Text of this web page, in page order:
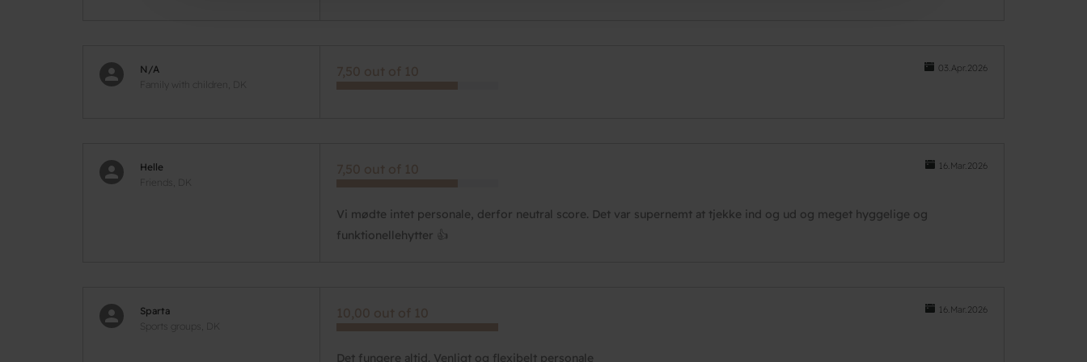
N/A
Family with children, DK
03.Apr.2026
7,50 out of 10
Helle
Friends, DK
16.Mar.2026
7,50 out of 10
Vi mødte intet personale, derfor neutral score. Det var supernemt at tjekke ind og ud og meget hyggelige og
funktionellehytter 👍
Sparta
Sports groups, DK
16.Mar.2026
10,00 out of 10
Det fungere altid. Venligt og flexibelt personale